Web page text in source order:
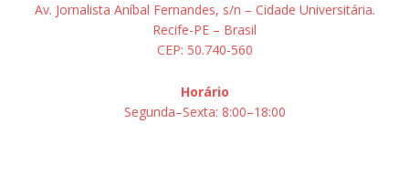
Av. Jornalista Aníbal Fernandes, s/n – Cidade Universitária.
Recife-PE – Brasil
CEP: 50.740-560
Horário
Segunda–Sexta: 8:00–18:00